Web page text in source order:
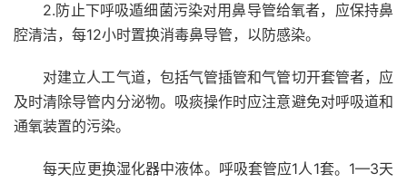
2.防止下呼吸遁细菌污染对用鼻导管给氧者，应保持鼻
腔清洁，每12小时置换消毒鼻导管，以防感染。
对建立人工气道，包括气管插管和气管切开套管者，应
及时清除导管内分泌物。吸痰操作时应注意避免对呼吸道和
通氧装置的污染。
每天应更换湿化器中液体。呼吸套管应1人1套。1—3天